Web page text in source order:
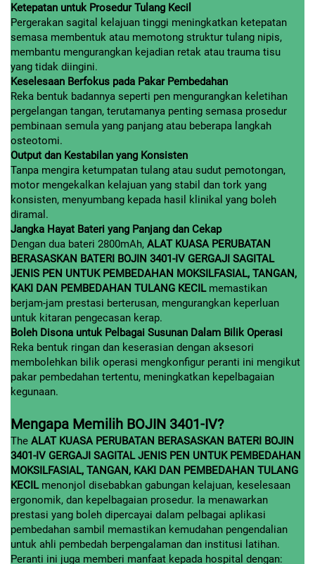
Ketepatan untuk Prosedur Tulang Kecil
Pergerakan sagital kelajuan tinggi meningkatkan ketepatan
semasa membentuk atau memotong struktur tulang nipis,
membantu mengurangkan kejadian retak atau trauma tisu
yang tidak diingini.
Keselesaan Berfokus pada Pakar Pembedahan
Reka bentuk badannya seperti pen mengurangkan keletihan
pergelangan tangan, terutamanya penting semasa prosedur
pembinaan semula yang panjang atau beberapa langkah
osteotomi.
Output dan Kestabilan yang Konsisten
Tanpa mengira ketumpatan tulang atau sudut pemotongan,
motor mengekalkan kelajuan yang stabil dan tork yang
konsisten, menyumbang kepada hasil klinikal yang boleh
diramal.
Jangka Hayat Bateri yang Panjang dan Cekap
Dengan dua bateri 2800mAh, ALAT KUASA PERUBATAN
BERASASKAN BATERI BOJIN 3401-IV GERGAJI SAGITAL
JENIS PEN UNTUK PEMBEDAHAN MOKSILFASIAL, TANGAN,
KAKI DAN PEMBEDAHAN TULANG KECIL memastikan
berjam-jam prestasi berterusan, mengurangkan keperluan
untuk kitaran pengecasan kerap.
Boleh Disona untuk Pelbagai Susunan Dalam Bilik Operasi
Reka bentuk ringan dan keserasian dengan aksesori
membolehkan bilik operasi mengkonfigur peranti ini mengikut
pakar pembedahan tertentu, meningkatkan kepelbagaian
kegunaan.
Mengapa Memilih BOJIN 3401-IV?
The ALAT KUASA PERUBATAN BERASASKAN BATERI BOJIN
3401-IV GERGAJI SAGITAL JENIS PEN UNTUK PEMBEDAHAN
MOKSILFASIAL, TANGAN, KAKI DAN PEMBEDAHAN TULANG
KECIL menonjol disebabkan gabungan kelajuan, keselesaan
ergonomik, dan kepelbagaian prosedur. Ia menawarkan
prestasi yang boleh dipercayai dalam pelbagai aplikasi
pembedahan sambil memastikan kemudahan pengendalian
untuk ahli pembedah berpengalaman dan institusi latihan.
Peranti ini juga memberi manfaat kepada hospital dengan: